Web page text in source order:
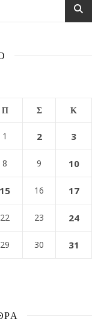
Π Σ Κ
1 2 3
8 9 10
15 16 17
22 23 24
29 30 31